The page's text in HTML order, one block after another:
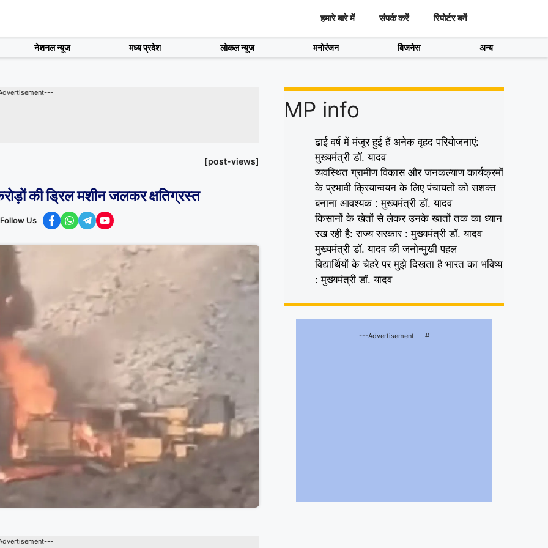
हमारे बारे में संपर्क करें रिपोर्टर बनें
नेशनल न्यूज मध्य प्रदेश लोकल न्यूज मनोरंजन बिजनेस अन्य
[post-views]
की ड्रिल मशीन जलकर क्षतिग्रस्त
Follow Us
MP info
ढाई वर्ष में मंजूर हुई हैं अनेक वृहद परियोजनाएं:
मुख्यमंत्री डॉ. यादव
व्यवस्थित ग्रामीण विकास और जनकल्याण कार्यक्रमों
के प्रभावी क्रियान्वयन के लिए पंचायतों को सशक्त
बनाना आवश्यक : मुख्यमंत्री डॉ. यादव
किसानों के खेतों से लेकर उनके खातों तक का ध्यान
रख रही है: राज्य सरकार : मुख्यमंत्री डॉ. यादव
मुख्यमंत्री डॉ. यादव की जनोन्मुखी पहल
विद्यार्थियों के चेहरे पर मुझे दिखता है भारत का भविष्य
: मुख्यमंत्री डॉ. यादव
---Advertisement--- #